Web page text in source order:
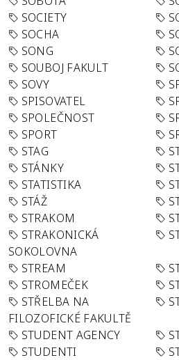
SOCIETY
SOCHA
SONG
SOUBOJ FAKULT
SOVY
SPISOVATEL
SPOLEČNOST
SPORT
STAG
STÁNKY
STATISTIKA
STÁŽ
STRAKOM
STRAKONICKÁ
SOKOLOVNA
STREAM
STROMEČEK
STŘELBA NA
FILOZOFICKÉ FAKULTĚ
STUDENT AGENCY
STUDENTI